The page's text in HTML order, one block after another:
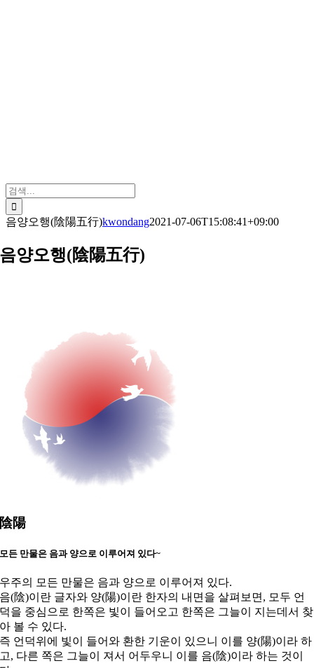
검
색:
음양오행(陰陽五行)kwondang2021-07-06T15:08:41+09:00
음양오행(陰陽五行)
陰陽
모든 만물은 음과 양으로 이루어져 있다~
우주의 모든 만물은 음과 양으로 이루어져 있다.
음(陰)이란 글자와 양(陽)이란 한자의 내면을 살펴보면, 모두 언
덕을 중심으로 한쪽은 빛이 들어오고 한쪽은 그늘이 지는데서 찾
아 볼 수 있다.
즉 언덕위에 빛이 들어와 환한 기운이 있으니 이를 양(陽)이라 하
고, 다른 쪽은 그늘이 져서 어두우니 이를 음(陰)이라 하는 것이